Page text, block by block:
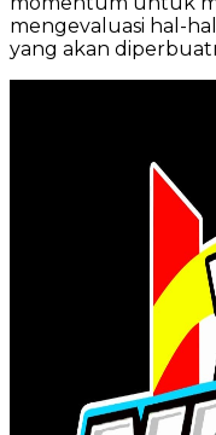
mengevaluasi hal-
yang akan